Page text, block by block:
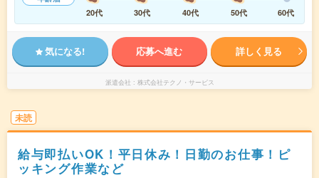
20代
30代 40代 50代 60代
気になる! 応募へ進む 詳しく見る
派遣会社 株式会社テクノ・サービス
未読
給与即払いOK！平日休み！日勤のお仕事！ピ
ッキング作業など